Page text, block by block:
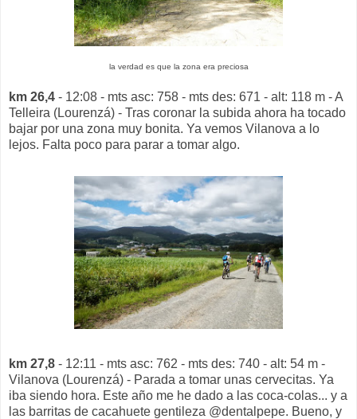
la verdad es que la zona era preciosa
km 26,4 - 12:08 - mts asc: 758 - mts des: 671 - alt: 118 m - A
Telleira (Lourenzá) - Tras coronar la subida ahora ha tocado
bajar por una zona muy bonita. Ya vemos Vilanova a lo
lejos. Falta poco para parar a tomar algo.
km 27,8 - 12:11 - mts asc: 762 - mts des: 740 - alt: 54 m -
Vilanova (Lourenzá) - Parada a tomar unas cervecitas. Ya
iba siendo hora. Este año me he dado a las coca-colas... y a
las barritas de cacahuete gentileza @dentalpepe. Bueno, y